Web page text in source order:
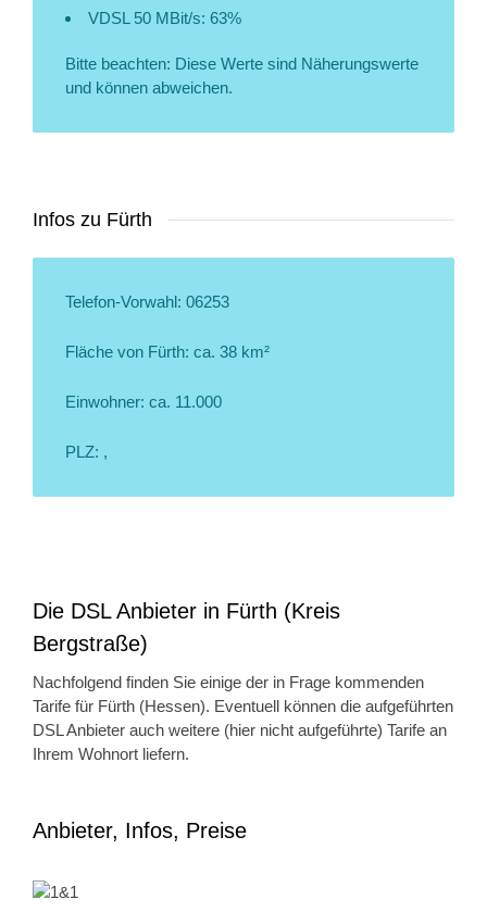
VDSL 50 MBit/s: 63%
Bitte beachten: Diese Werte sind Näherungswerte
und können abweichen.
Infos zu Fürth
Telefon-Vorwahl: 06253
Fläche von Fürth: ca. 38 km²
Einwohner: ca. 11.000
PLZ: ,
Die DSL Anbieter in Fürth (Kreis
Bergstraße)
Nachfolgend finden Sie einige der in Frage kommenden
Tarife für Fürth (Hessen). Eventuell können die aufgeführten
DSL Anbieter auch weitere (hier nicht aufgeführte) Tarife an
Ihrem Wohnort liefern.
Anbieter, Infos, Preise